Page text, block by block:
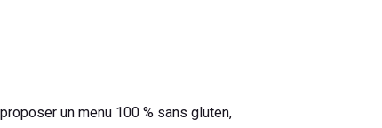
un menu 100 % sans gluten,